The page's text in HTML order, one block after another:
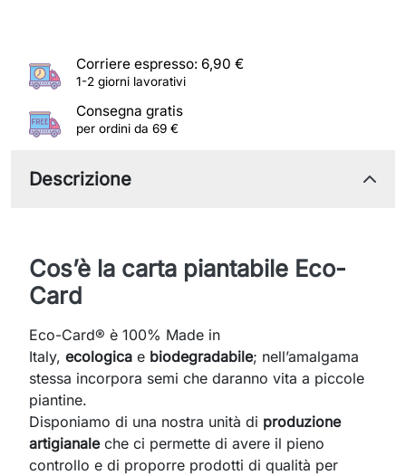
Corriere espresso: 6,90 €
1-2 giorni lavorativi
Consegna gratis
per ordini da 69 €
Descrizione
Cos’è la carta piantabile Eco-
Card
Eco-Card® è 100% Made in
Italy, ecologica e biodegradabile; nell’amalgama
stessa incorpora semi che daranno vita a piccole
piantine.
Disponiamo di una nostra unità di produzione
artigianaleche ci permette di avere il pieno
controllo e di proporre prodotti di qualità per